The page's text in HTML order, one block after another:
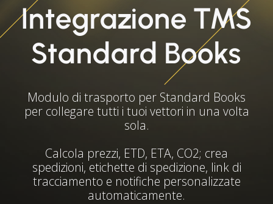
Integrazione TMS
Standard Books
Modulo di trasporto per Standard Books
per collegare tutti i tuoi vettori in una volta
sola.
Calcola prezzi, ETD, ETA, CO2; crea
spedizioni, etichette di spedizione, link di
tracciamento e notifiche personalizzate
automaticamente.